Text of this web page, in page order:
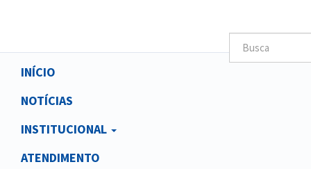
Main
navigation
INÍCIO
NOTÍCIAS
INSTITUCIONAL
ATENDIMENTO